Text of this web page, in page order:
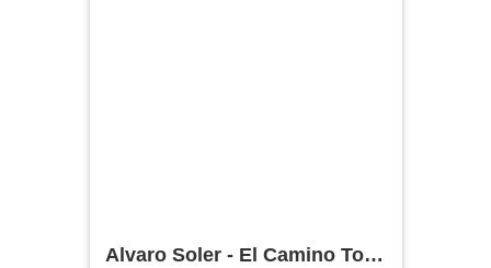
Alvaro Soler - El Camino Tour